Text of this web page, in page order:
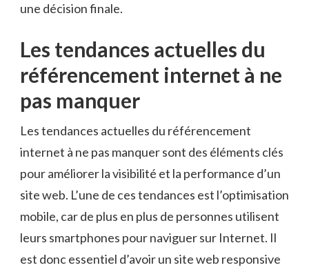
une décision finale.
Les tendances actuelles du
référencement internet à ne
pas manquer
Les tendances actuelles du référencement
internet à ne pas manquer sont des éléments clés
pour améliorer la visibilité et la performance d’un
site web. L’une de ces tendances est l’optimisation
mobile, car de plus en plus de personnes utilisent
leurs smartphones pour naviguer sur Internet. Il
est donc essentiel d’avoir un site web responsive